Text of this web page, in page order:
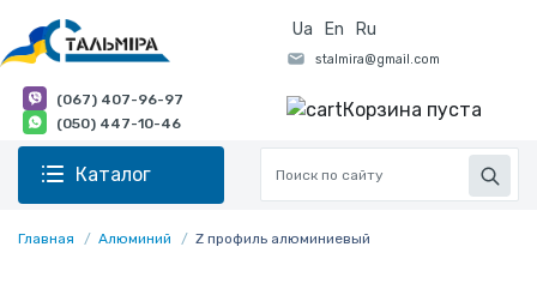
Ua En Ru
(067) 407-96-97
(050) 447-10-46
Корзина пуста
Каталог
Главная Алюминий Z профиль алюминиевый